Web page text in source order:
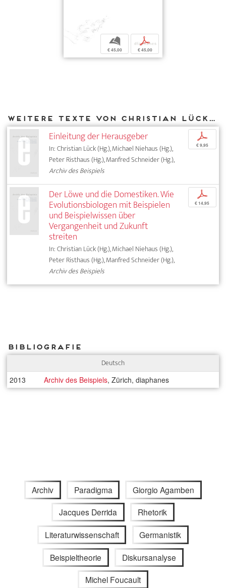
b
€ 45,00
p
€ 45,00
Weitere Texte von Christian Lück bei DIAPHANES
Einleitung der Herausgeber
In: Christian Lück (Hg.), Michael Niehaus (Hg.),
Peter Risthaus (Hg.), Manfred Schneider (Hg.),
Archiv des Beispiels
p
€ 9,95
Der Löwe und die Domestiken. Wie
Evolutionsbiologen mit Beispielen
und Beispielwissen über
Vergangenheit und Zukunft
streiten
In: Christian Lück (Hg.), Michael Niehaus (Hg.),
Peter Risthaus (Hg.), Manfred Schneider (Hg.),
Archiv des Beispiels
p
€ 14,95
Bibliografie
Deutsch
2013 Archiv des Beispiels, Zürich, diaphanes
Archiv Paradigma Giorgio Agamben
Jacques Derrida Rhetorik
Literaturwissenschaft Germanistik
Beispieltheorie Diskursanalyse
Michel Foucault